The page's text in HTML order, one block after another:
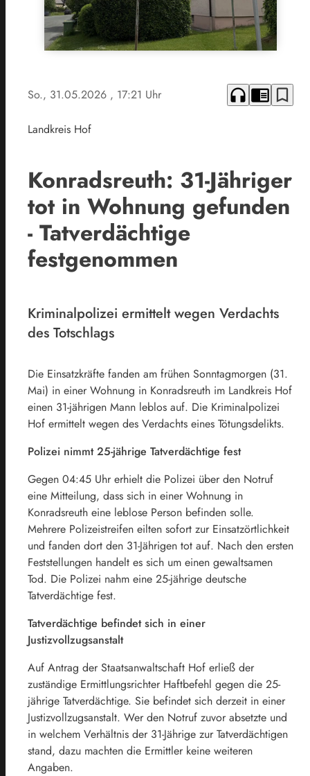
So., 31.05.2026 , 17:21 Uhr headphones chrome_reader_mode bookmark_border
Landkreis Hof
Konradsreuth: 31-Jähriger
tot in Wohnung gefunden
- Tatverdächtige
festgenommen
Kriminalpolizei ermittelt wegen Verdachts
des Totschlags
Die Einsatzkräfte fanden am frühen Sonntagmorgen (31.
Mai) in einer Wohnung in Konradsreuth im Landkreis Hof
einen 31-jährigen Mann leblos auf. Die Kriminalpolizei
Hof ermittelt wegen des Verdachts eines Tötungsdelikts.
Polizei nimmt 25-jährige Tatverdächtige fest
Gegen 04:45 Uhr erhielt die Polizei über den Notruf
eine Mitteilung, dass sich in einer Wohnung in
Konradsreuth eine leblose Person befinden solle.
Mehrere Polizeistreifen eilten sofort zur Einsatzörtlichkeit
und fanden dort den 31-Jährigen tot auf. Nach den ersten
Feststellungen handelt es sich um einen gewaltsamen
Tod. Die Polizei nahm eine 25-jährige deutsche
Tatverdächtige fest.
Tatverdächtige befindet sich in einer
Justizvollzugsanstalt
Auf Antrag der Staatsanwaltschaft Hof erließ der
zuständige Ermittlungsrichter Haftbefehl gegen die 25-
jährige Tatverdächtige. Sie befindet sich derzeit in einer
Justizvollzugsanstalt. Wer den Notruf zuvor absetzte und
in welchem Verhältnis der 31-Jährige zur Tatverdächtigen
stand, dazu machten die Ermittler keine weiteren
Angaben.